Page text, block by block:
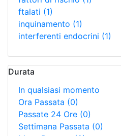
ftalati (1)
inquinamento (1)
interferenti endocrini (1)
Durata
In qualsiasi momento
Ora Passata (0)
Passate 24 Ore (0)
Settimana Passata (0)